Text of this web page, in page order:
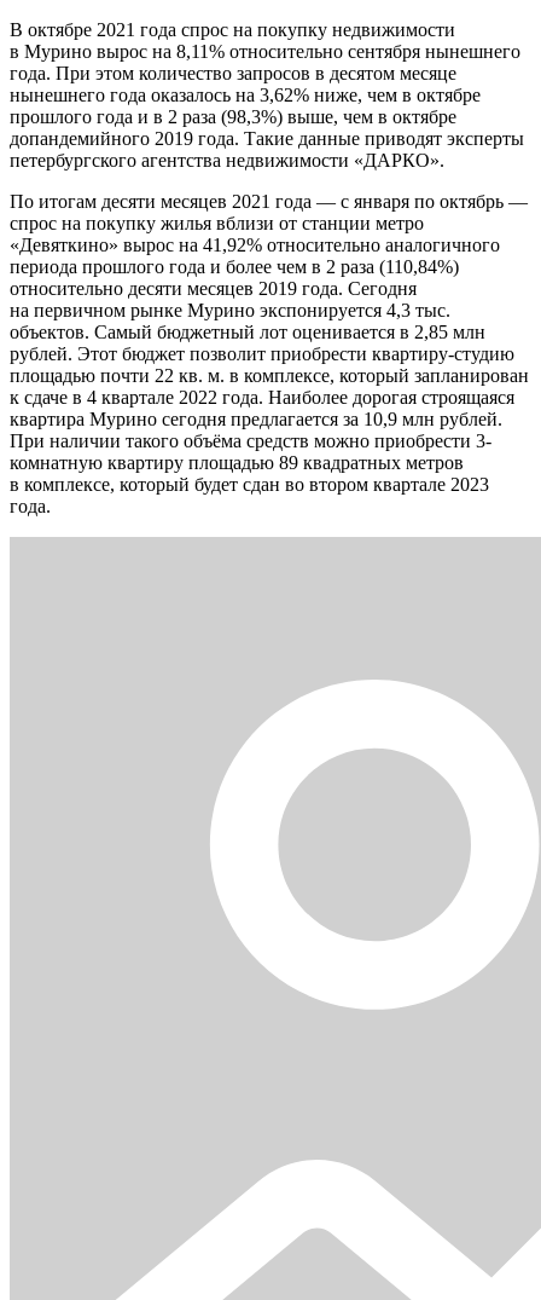
В октябре 2021 года спрос на покупку недвижимости
в Мурино вырос на 8,11% относительно сентября нынешнего
года. При этом количество запросов в десятом месяце
нынешнего года оказалось на 3,62% ниже, чем в октябре
прошлого года и в 2 раза (98,3%) выше, чем в октябре
допандемийного 2019 года. Такие данные приводят эксперты
петербургского агентства недвижимости «ДАРКО».
По итогам десяти месяцев 2021 года — с января по октябрь —
спрос на покупку жилья вблизи от станции метро
«Девяткино» вырос на 41,92% относительно аналогичного
периода прошлого года и более чем в 2 раза (110,84%)
относительно десяти месяцев 2019 года. Сегодня
на первичном рынке Мурино экспонируется 4,3 тыс.
объектов. Самый бюджетный лот оценивается в 2,85 млн
рублей. Этот бюджет позволит приобрести квартиру-студию
площадью почти 22 кв. м. в комплексе, который запланирован
к сдаче в 4 квартале 2022 года. Наиболее дорогая строящаяся
квартира Мурино сегодня предлагается за 10,9 млн рублей.
При наличии такого объёма средств можно приобрести 3-
комнатную квартиру площадью 89 квадратных метров
в комплексе, который будет сдан во втором квартале 2023
года.